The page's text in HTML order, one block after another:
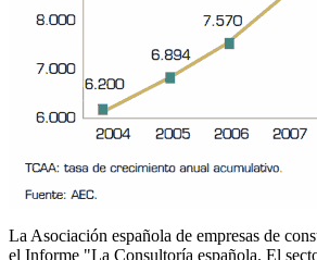
La Asociación española de empresas de
el Informe "La Consultoría española. El